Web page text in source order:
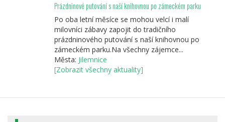
Prázdninové putování s naší knihovnou po zámeckém parku
Po oba letní měsíce se mohou velcí i malí
milovníci zábavy zapojit do tradičního
prázdninového putování s naší knihovnou po
zámeckém parku.Na všechny zájemce...
Města: Jilemnice
[Zobrazit všechny aktuality]